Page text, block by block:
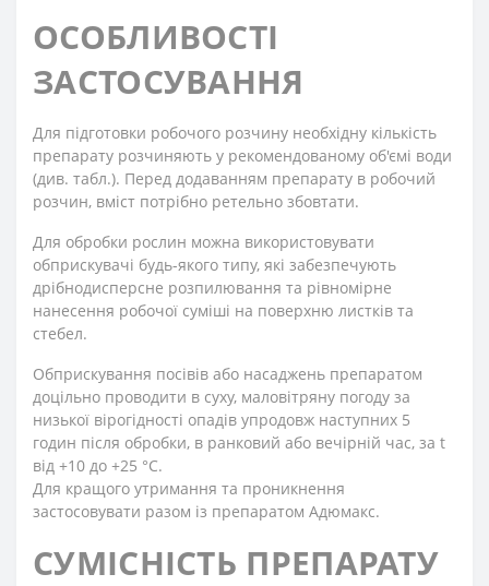
ОСОБЛИВОСТІ
ЗАСТОСУВАННЯ
Для підготовки робочого розчину необхідну кількість
препарату розчиняють у рекомендованому об'ємі води
(див. табл.). Перед додаванням препарату в робочий
розчин, вміст потрібно ретельно збовтати.
Для обробки рослин можна використовувати
обприскувачі будь-якого типу, які забезпечують
дрібнодисперсне розпилювання та рівномірне
нанесення робочої суміші на поверхню листків та
стебел.
Обприскування посівів або насаджень препаратом
доцільно проводити в суху, маловітряну погоду за
низької вірогідності опадів упродовж наступних 5
годин після обробки, в ранковий або вечірній час, за t
від +10 до +25 °С.
Для кращого утримання та проникнення
застосовувати разом із препаратом Адюмакс.
СУМІСНІСТЬ ПРЕПАРАТУ